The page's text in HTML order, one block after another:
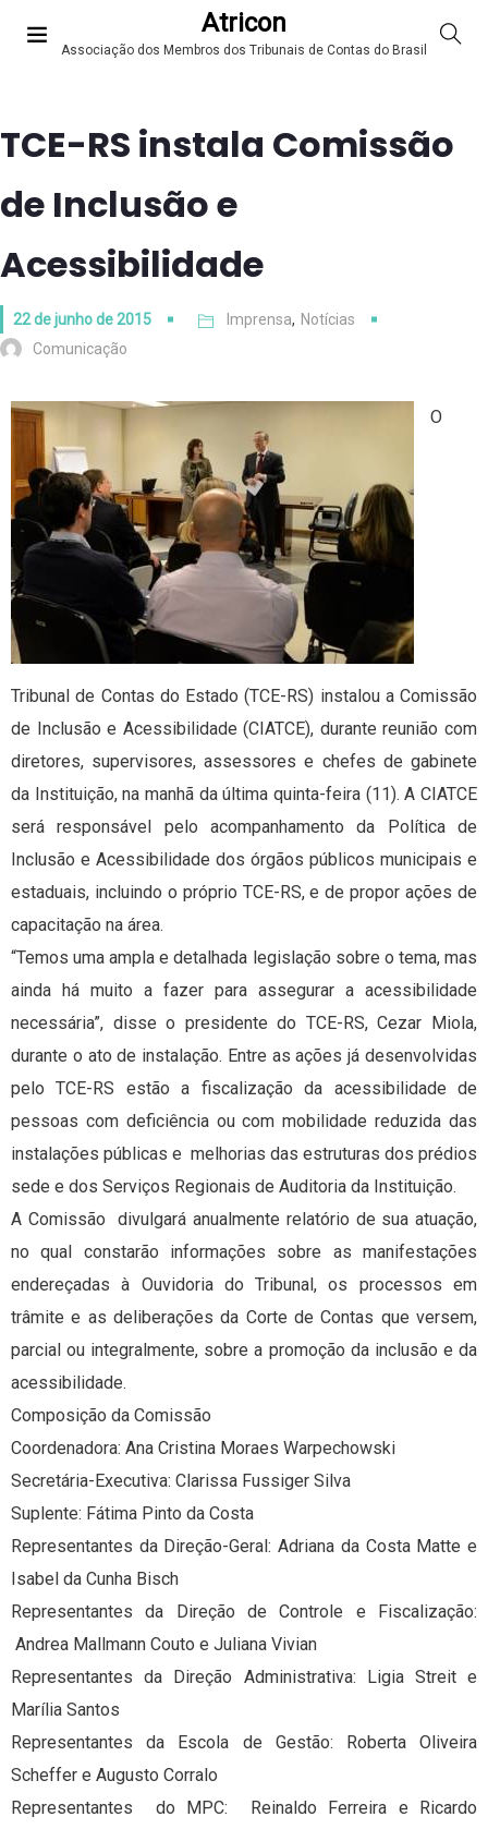
Atricon
Associação dos Membros dos Tribunais de Contas do Brasil
TCE-RS instala Comissão
de Inclusão e
Acessibilidade
22 de junho de 2015 Imprensa, Notícias
Comunicação
O
Tribunal de Contas do Estado (TCE-RS) instalou a Comissão
de Inclusão e Acessibilidade (CIATCE), durante reunião com
diretores, supervisores, assessores e chefes de gabinete
da Instituição, na manhã da última quinta-feira (11). A CIATCE
será responsável pelo acompanhamento da Política de
Inclusão e Acessibilidade dos órgãos públicos municipais e
estaduais, incluindo o próprio TCE-RS, e de propor ações de
capacitação na área.
“Temos uma ampla e detalhada legislação sobre o tema, mas
ainda há muito a fazer para assegurar a acessibilidade
necessária”, disse o presidente do TCE-RS, Cezar Miola,
durante o ato de instalação. Entre as ações já desenvolvidas
pelo TCE-RS estão a fiscalização da acessibilidade de
pessoas com deficiência ou com mobilidade reduzida das
instalações públicas e melhorias das estruturas dos prédios
sede e dos Serviços Regionais de Auditoria da Instituição.
A Comissão divulgará anualmente relatório de sua atuação,
no qual constarão informações sobre as manifestações
endereçadas à Ouvidoria do Tribunal, os processos em
trâmite e as deliberações da Corte de Contas que versem,
parcial ou integralmente, sobre a promoção da inclusão e da
acessibilidade.
Composição da Comissão
Coordenadora: Ana Cristina Moraes Warpechowski
Secretária-Executiva: Clarissa Fussiger Silva
Suplente: Fátima Pinto da Costa
Representantes da Direção-Geral: Adriana da Costa Matte e
Isabel da Cunha Bisch
Representantes da Direção de Controle e Fiscalização:
Andrea Mallmann Couto e Juliana Vivian
Representantes da Direção Administrativa: Ligia Streit e
Marília Santos
Representantes da Escola de Gestão: Roberta Oliveira
Scheffer e Augusto Corralo
Representantes do MPC: Reinaldo Ferreira e Ricardo